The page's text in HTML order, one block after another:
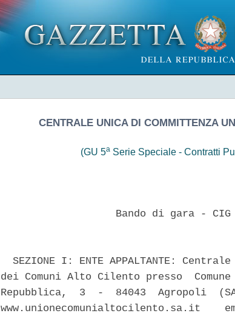
CENTRALE UNICA DI COMMITTENZA
(GU 5aSerie Speciale - Contratti
Bando di gara - CIG
SEZIONE I: ENTE APPALTANTE:
dei Comuni Alto Cilento presso
Repubblica,  3  -  84043  Agropoli
www.unionecomunialtocilento.sa.it